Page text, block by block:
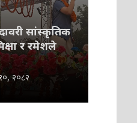
सांस्कृतिक
र रमेशले
२०८२